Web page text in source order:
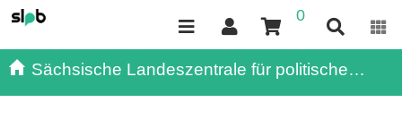
0
Sächsische Landeszentrale für politische